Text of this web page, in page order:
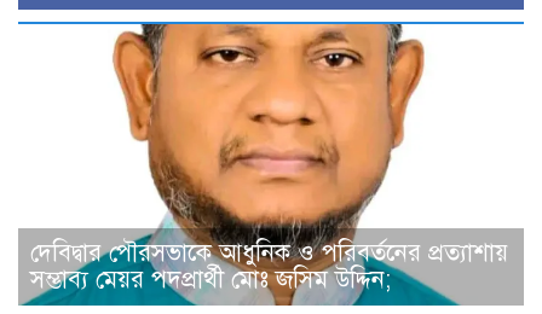
দেবিদ্বার পৌরসভাকে আধুনিক ও পরিবর্তনের প্রত্যাশায়
সম্ভাব্য মেয়র পদপ্রার্থী মোঃ জসিম উদ্দিন;